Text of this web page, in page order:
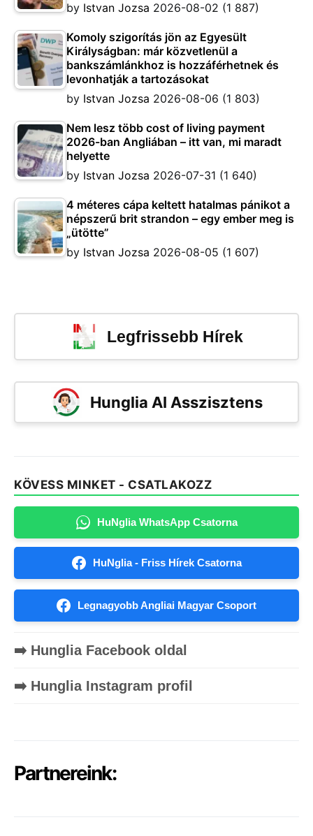
by Istvan Jozsa 2026-08-02 (1 887)
Komoly szigorítás jön az Egyesült
Királyságban: már közvetlenül a
bankszámlánkhoz is hozzáférhetnek és
levonhatják a tartozásokat
by Istvan Jozsa 2026-08-06 (1 803)
Nem lesz több cost of living payment
2026-ban Angliában – itt van, mi maradt
helyette
by Istvan Jozsa 2026-07-31 (1 640)
4 méteres cápa keltett hatalmas pánikot a
népszerű brit strandon – egy ember meg is
„ütötte”
by Istvan Jozsa 2026-08-05 (1 607)
Legfrissebb Hírek
Hunglia AI Asszisztens
KÖVESS MINKET - CSATLAKOZZ
HuNglia WhatsApp Csatorna
HuNglia - Friss Hírek Csatorna
Legnagyobb Angliai Magyar Csoport
➡️ Hunglia Facebook oldal
➡️ Hunglia Instagram profil
Partnereink: